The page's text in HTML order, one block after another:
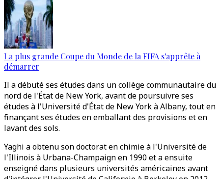
La plus grande Coupe du Monde de la FIFA s'apprête à
démarrer
Il a débuté ses études dans un collège communautaire du
nord de l'État de New York, avant de poursuivre ses
études à l'Université d'État de New York à Albany, tout en
finançant ses études en emballant des provisions et en
lavant des sols.
Yaghi a obtenu son doctorat en chimie à l'Université de
l'Illinois à Urbana-Champaign en 1990 et a ensuite
enseigné dans plusieurs universités américaines avant